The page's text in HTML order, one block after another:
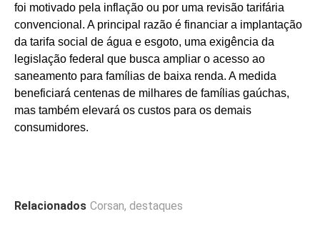
foi motivado pela inflação ou por uma revisão tarifária
convencional. A principal razão é financiar a implantação
da tarifa social de água e esgoto, uma exigência da
legislação federal que busca ampliar o acesso ao
saneamento para famílias de baixa renda. A medida
beneficiará centenas de milhares de famílias gaúchas,
mas também elevará os custos para os demais
consumidores.
Relacionados Corsan, destaques